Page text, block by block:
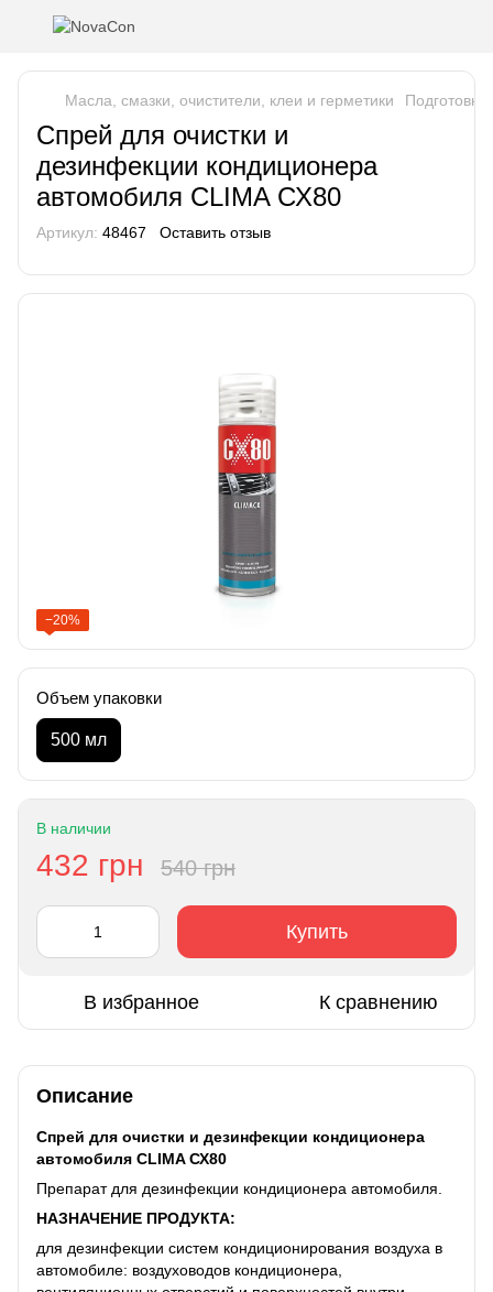
Масла, смазки, очистители, клеи и герметики
Спрей для очистки и
дезинфекции кондиционера
автомобиля CLIMA СХ80
Артикул: 48467 Оставить отзыв
−20%
Объем упаковки
500 мл
В наличии
432 грн 540 грн
Купить
В избранное К сравнению
Описание
Спрей для очистки и дезинфекции кондиционера
автомобиля CLIMA СХ80
Препарат для дезинфекции кондиционера автомобиля.
НАЗНАЧЕНИЕ ПРОДУКТА:
для дезинфекции систем кондиционирования воздуха в
автомобиле: воздуховодов кондиционера,